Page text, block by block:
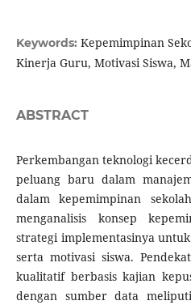
Keywords: Kepemimpinan
Kinerja Guru, Motivasi Siswa,
ABSTRACT
Perkembangan teknologi
peluang baru dalam
dalam kepemimpinan
menganalisis konsep
strategi implementasinya
serta motivasi siswa.
kualitatif berbasis kajian
dengan sumber data